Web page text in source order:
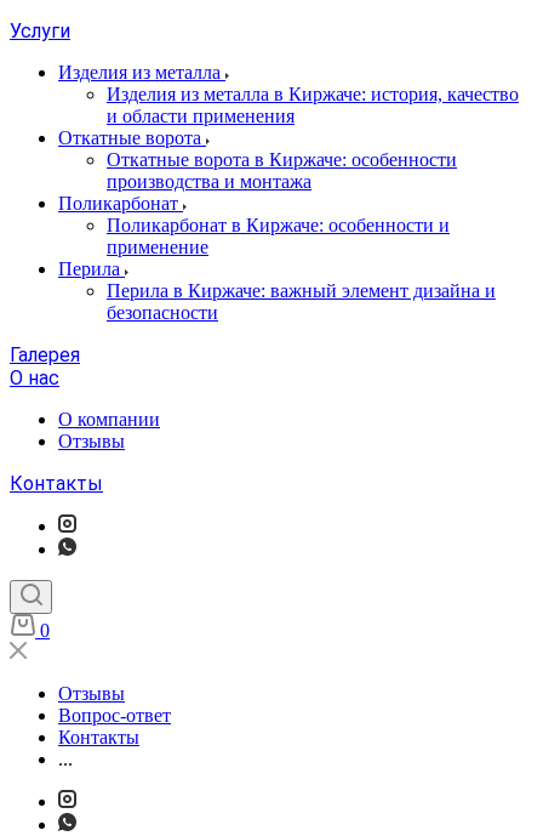
Услуги
Изделия из металла
Изделия из металла в Киржаче: история, качество
и области применения
Откатные ворота
Откатные ворота в Киржаче: особенности
производства и монтажа
Поликарбонат
Поликарбонат в Киржаче: особенности и
применение
Перила
Перила в Киржаче: важный элемент дизайна и
безопасности
Галерея
О нас
О компании
Отзывы
Контакты
0
Отзывы
Вопрос-ответ
Контакты
...